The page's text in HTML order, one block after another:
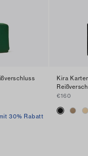
30% Rabatt
Kira
€160